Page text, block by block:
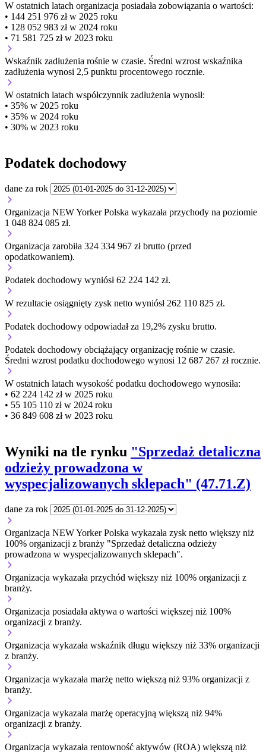
W ostatnich latach organizacja posiadała zobowiązania o wartości:
• 144 251 976 zł w 2025 roku
• 128 052 983 zł w 2024 roku
• 71 581 725 zł w 2023 roku
Wskaźnik zadłużenia rośnie w czasie. Średni wzrost wskaźnika
zadłużenia wynosi 2,5 punktu procentowego rocznie.
W ostatnich latach współczynnik zadłużenia wynosił:
• 35% w 2025 roku
• 35% w 2024 roku
• 30% w 2023 roku
Podatek dochodowy
dane za rok
Organizacja NEW Yorker Polska wykazała przychody na poziomie
1 048 824 085 zł.
Organizacja zarobiła 324 334 967 zł brutto (przed
opodatkowaniem).
Podatek dochodowy wyniósł 62 224 142 zł.
W rezultacie osiągnięty zysk netto wyniósł 262 110 825 zł.
Podatek dochodowy odpowiadał za 19,2% zysku brutto.
Podatek dochodowy obciążający organizację rośnie w czasie.
Średni wzrost podatku dochodowego wynosi 12 687 267 zł rocznie.
W ostatnich latach wysokość podatku dochodowego wynosiła:
• 62 224 142 zł w 2025 roku
• 55 105 110 zł w 2024 roku
• 36 849 608 zł w 2023 roku
Wyniki na tle rynku "Sprzedaż detaliczna
odzieży prowadzona w
wyspecjalizowanych sklepach" (47.71.Z)
dane za rok
Organizacja NEW Yorker Polska wykazała zysk netto większy niż
100% organizacji z branży "Sprzedaż detaliczna odzieży
prowadzona w wyspecjalizowanych sklepach".
Organizacja wykazała przychód większy niż 100% organizacji z
branży.
Organizacja posiadała aktywa o wartości większej niż 100%
organizacji z branży.
Organizacja wykazała wskaźnik długu większy niż 33% organizacji
z branży.
Organizacja wykazała marżę netto większą niż 93% organizacji z
branży.
Organizacja wykazała marżę operacyjną większą niż 94%
organizacji z branży.
Organizacja wykazała rentowność aktywów (ROA) większą niż